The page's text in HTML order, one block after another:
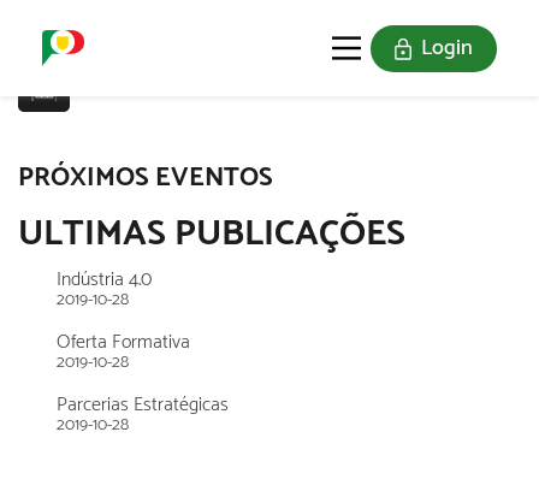
Login
PRÓXIMOS EVENTOS
ULTIMAS PUBLICAÇÕES
Indústria 4.0
2019-10-28
Oferta Formativa
2019-10-28
Parcerias Estratégicas
2019-10-28